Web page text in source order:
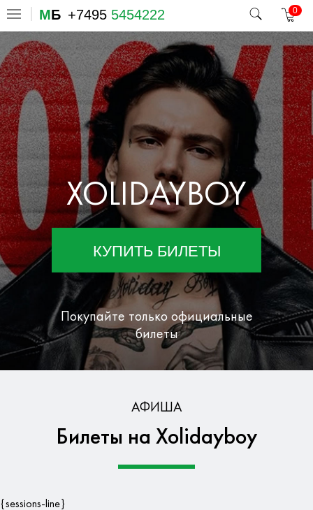
МБ +7495 5454222 0
XOLIDAYBOY
КУПИТЬ БИЛЕТЫ
Покупайте только официальные
билеты
Гарантия безопасности данных
АФИША
Билеты на Xolidayboy
{sessions-line}